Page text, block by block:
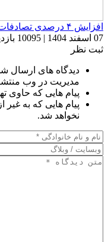
افزایش ۴ درصدی تصادفات فوتی در جاده‌های اردبیل...
07 اسفند 1404 | 10095 بازدید
ثبت نظر
دیدگاه های ارسال
مدیریت در وب
پیام هایی که حاوی
پیام هایی که به غیر
نخواهد شد.